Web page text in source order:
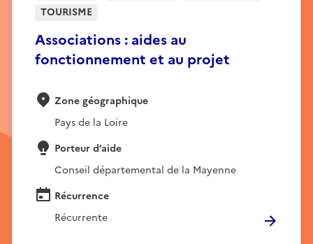
Associations : aides au
fonctionnement et au projet
TOURISME
Zone géographique
Pays de la Loire
Porteur d’aide
Conseil départemental de la Mayenne
Récurrence
Récurrente